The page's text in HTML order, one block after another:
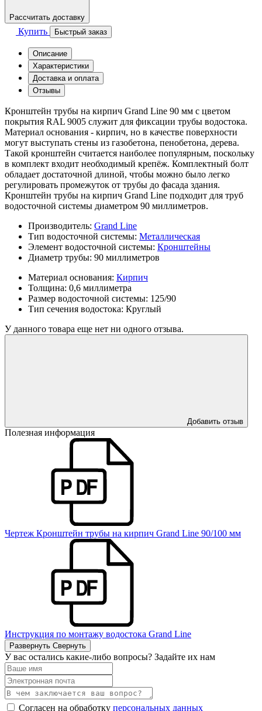
Рассчитать доставку
Купить Быстрый заказ
Описание
Характеристики
Доставка и оплата
Отзывы
Кронштейн трубы на кирпич Grand Line 90 мм с цветом
покрытия RAL 9005 служит для фиксации трубы водостока.
Материал основания - кирпич, но в качестве поверхности
могут выступать стены из газобетона, пенобетона, дерева.
Такой кронштейн считается наиболее популярным, поскольку
в комплект входит необходимый крепёж. Комплектный болт
обладает достаточной длиной, чтобы можно было легко
регулировать промежуток от трубы до фасада здания.
Кронштейн трубы на кирпич Grand Line подходит для труб
водосточной системы диаметром 90 миллиметров.
Производитель: Grand Line
Тип водосточной системы: Металлическая
Элемент водосточной системы: Кронштейны
Диаметр трубы: 90 миллиметров
Материал основания: Кирпич
Толщина: 0,6 миллиметра
Размер водосточной системы: 125/90
Тип сечения водостока: Круглый
У данного товара еще нет ни одного отзыва.
Добавить отзыв
Полезная информация
Чертеж Кронштейн трубы на кирпич Grand Line 90/100 мм
Инструкция по монтажу водостока Grand Line
Развернуть Свернуть
У вас остались какие-либо вопросы? Задайте их нам
Согласен на обработку персональных данных